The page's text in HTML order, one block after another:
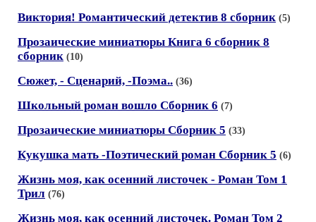
Виктория! Романтический детектив 8 сборник (5)
Прозаические миниатюры Книга 6 сборник 8
сборник (10)
Сюжет, - Сценарий, -Поэма.. (36)
Школьный роман вошло Сборник 6 (7)
Прозаические миниатюры Сборник 5 (33)
Кукушка мать -Поэтический роман Сборник 5 (6)
Жизнь моя, как осенний листочек - Роман Том 1
Трил (76)
Жизнь моя, как осенний листочек. Роман Том 2